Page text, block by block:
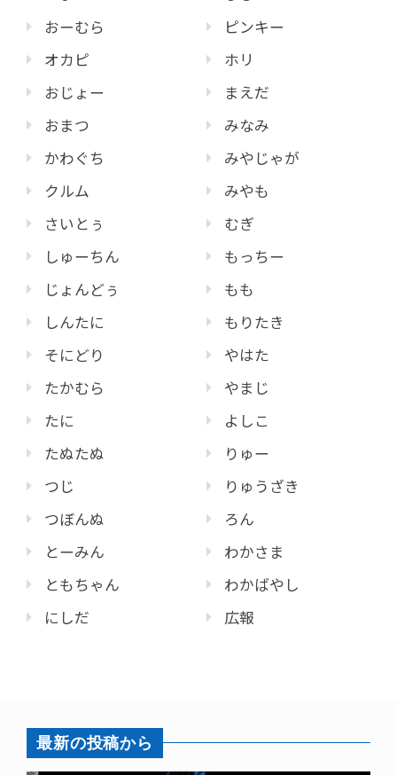
おーむら
オカピ
おじょー
おまつ
かわぐち
クルム
さいとぅ
しゅーちん
じょんどぅ
しんたに
そにどり
たかむら
たに
たぬたぬ
つじ
つぼんぬ
とーみん
ともちゃん
にしだ
ピンキー
ホリ
まえだ
みなみ
みやじゃが
みやも
むぎ
もっちー
もも
もりたき
やはた
やまじ
よしこ
りゅー
りゅうざき
ろん
わかさま
わかばやし
広報
最新の投稿から